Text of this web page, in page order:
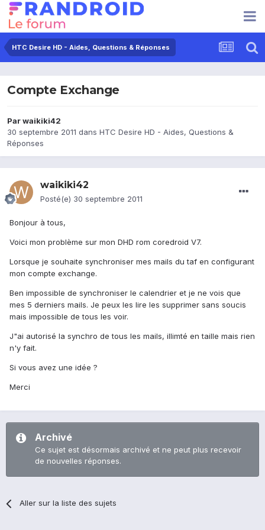
HTC Desire HD - Aides, Questions & Réponses
Compte Exchange
Parwaikiki42
30 septembre 2011 dans HTC Desire HD - Aides, Questions &
Réponses
waikiki42
Posté(e) 30 septembre 2011
Bonjour à tous,
Voici mon problème sur mon DHD rom coredroid V7.
Lorsque je souhaite synchroniser mes mails du taf en configurant
mon compte exchange.
Ben impossible de synchroniser le calendrier et je ne vois que
mes 5 derniers mails. Je peux les lire les supprimer sans soucis
mais impossible de tous les voir.
J"ai autorisé la synchro de tous les mails, illimté en taille mais rien
n'y fait.
Si vous avez une idée ?
Merci
Archivé
Ce sujet est désormais archivé et ne peut plus recevoir
de nouvelles réponses.
Aller sur la liste des sujets